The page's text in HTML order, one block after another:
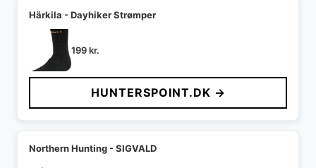
Härkila - Dayhiker Strømper
199kr.
HUNTERSPOINT.DK →
Northern Hunting - SIGVALD